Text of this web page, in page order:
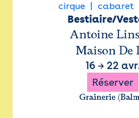
cirque cabaret
Bestiaire/
Antoine
Maison De
16→ 22
Réserver
Grainerie